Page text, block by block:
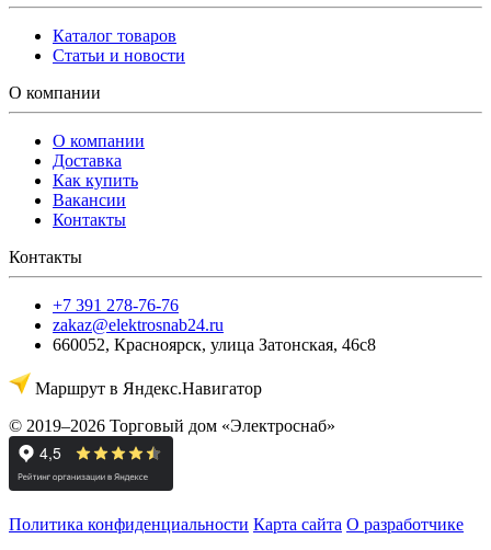
Каталог товаров
Статьи и новости
О компании
О компании
Доставка
Как купить
Вакансии
Контакты
Контакты
+7 391 278-76-76
zakaz@elektrosnab24.ru
660052, Красноярск, улица Затонская, 46с8
Маршрут в Яндекс.Навигатор
© 2019–2026 Торговый дом «Электроснаб»
Политика конфиденциальности Карта сайта О разработчике